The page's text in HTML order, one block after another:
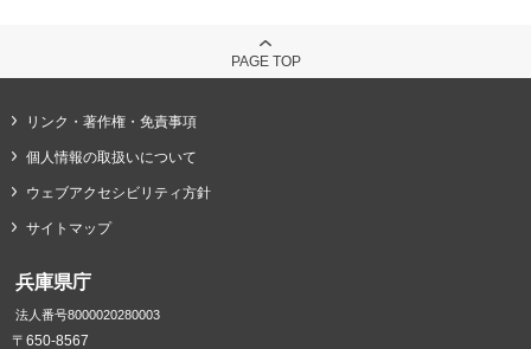
PAGE TOP
リンク・著作権・免責事項
個人情報の取扱いについて
ウェブアクセシビリティ方針
サイトマップ
兵庫県庁
法人番号8000020280003
〒650-8567